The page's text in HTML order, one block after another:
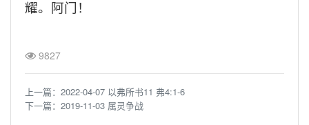
耀。阿门！
9827
上一篇： 2022-04-07 以弗所书11 弗4:1-6
下一篇： 2019-11-03 属灵争战